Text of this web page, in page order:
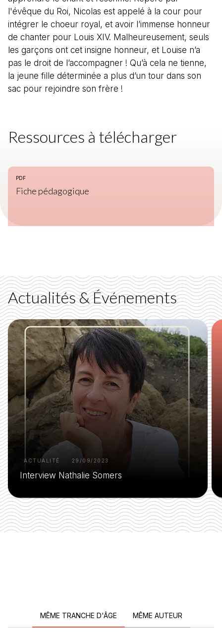
l'évêque du Roi, Nicolas est appelé à la cour pour
intégrer le choeur royal, et avoir l’immense honneur
de chanter pour Louis XIV. Malheureusement, seuls
les garçons ont cet insigne honneur, et Louise n’a
pas le droit de l’accompagner ! Qu’à cela ne tienne,
la jeune fille déterminée a plus d’un tour dans son
sac pour rejoindre son frère !
Ressources à télécharger
PDF
Fiche pédagogique
Actualités & Événements
ACTUALITÉ 29/09/2023
Interview Nathalie Somers
MÊME TRANCHE D'ÂGE MÊME AUTEUR